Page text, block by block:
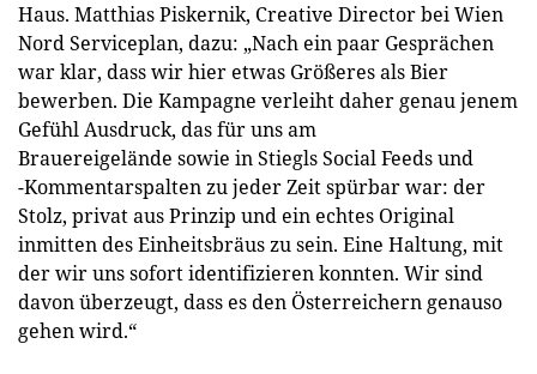
Haus. Matthias Piskernik, Creative Director bei Wien
Nord Serviceplan, dazu: „Nach ein paar Gesprächen
war klar, dass wir hier etwas Größeres als Bier
bewerben. Die Kampagne verleiht daher genau jenem
Gefühl Ausdruck, das für uns am
Brauereigelände sowie in Stiegls Social Feeds und
-Kommentarspalten zu jeder Zeit spürbar war: der
Stolz, privat aus Prinzip und ein echtes Original
inmitten des Einheitsbräus zu sein. Eine Haltung, mit
der wir uns sofort identifizieren konnten. Wir sind
davon überzeugt, dass es den Österreichern genauso
gehen wird.“